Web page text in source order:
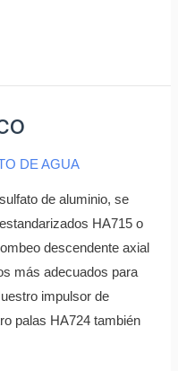
DE AGUA
de aluminio, se
HA715 o
descendente axial
más adecuados para
impulsor de
palas HA724 también